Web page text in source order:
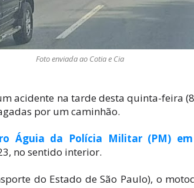
Foto enviada ao Cotia e Cia
acidente na tarde desta quinta-feira
por um caminhão.
Águia da Polícia Militar (PM)
no sentido interior.
do Estado de São Paulo), o